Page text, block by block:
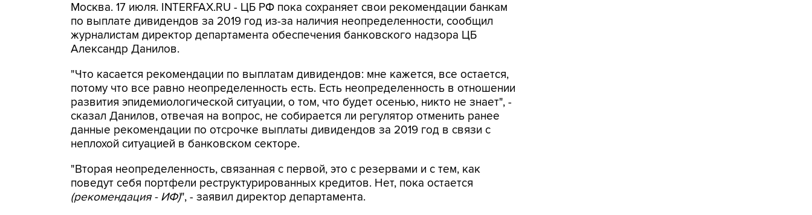
Москва. 17 июля. INTERFAX.RU - ЦБ РФ пока сохраняет свои рекомендации банкам
по выплате дивидендов за 2019 год из-за наличия неопределенности, сообщил
журналистам директор департамента обеспечения банковского надзора ЦБ
Александр Данилов.
"Что касается рекомендации по выплатам дивидендов: мне кажется, все остается,
потому что все равно неопределенность есть. Есть неопределенность в отношении
развития эпидемиологической ситуации, о том, что будет осенью, никто не знает", -
сказал Данилов, отвечая на вопрос, не собирается ли регулятор отменить ранее
данные рекомендации по отсрочке выплаты дивидендов за 2019 год в связи с
неплохой ситуацией в банковском секторе.
"Вторая неопределенность, связанная с первой, это с резервами и с тем, как
поведут себя портфели реструктурированных кредитов. Нет, пока остается
(рекомендация - ИФ)", - заявил директор департамента.